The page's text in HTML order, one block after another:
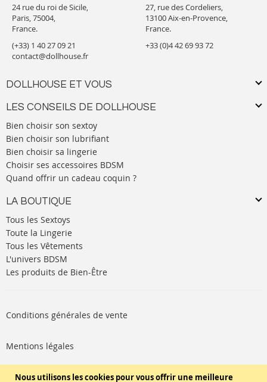
Nous utilisons les cookies pour vous offrir une meilleure
24 rue du roi de Sicile,
Paris, 75004,
France.
(+33) 1 40 27 09 21
contact@dollhouse.fr
DOLLHOUSE ET VOUS
LES CONSEILS DE DOLLHOUSE
Bien choisir son sextoy
Bien choisir son lubrifiant
Bien choisir sa lingerie
Choisir ses accessoires BDSM
Quand offrir un cadeau coquin ?
LA BOUTIQUE
Tous les Sextoys
Toute la Lingerie
Tous les Vêtements
L'univers BDSM
Les produits de Bien-Être
27, rue des Cordeliers,
13100 Aix-en-Provence,
France.
+33 (0)4 42 69 93 72
Conditions générales de vente
Mentions légales
Politique de cookies